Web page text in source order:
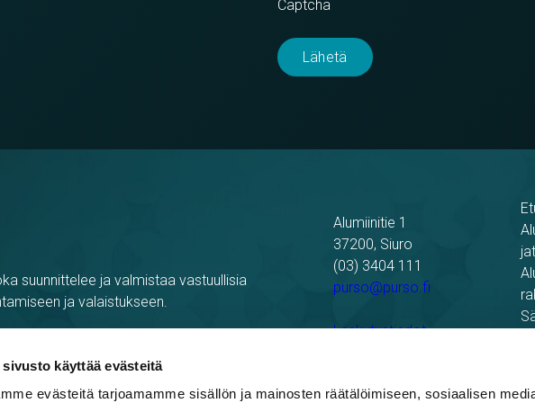
sivusto käyttää evästeitä
evästeitä tarjoamamme sisällön ja mainosten räätälöimiseen, sosiaalisen
Captcha
suunnittelee ja valmistaa vastuullisia
ja valaistukseen.
Alumiinitie 1
37200, Siuro
(03) 3404 111
purso@purso.fi
Laskutustiedot